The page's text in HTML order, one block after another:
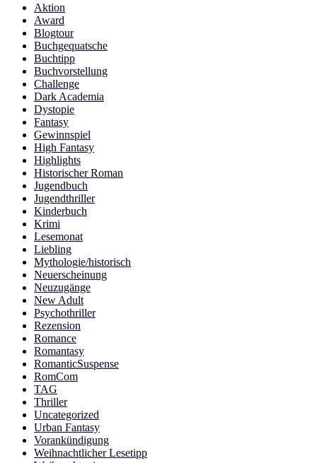
Aktion
Award
Blogtour
Buchgequatsche
Buchtipp
Buchvorstellung
Challenge
Dark Academia
Dystopie
Fantasy
Gewinnspiel
High Fantasy
Highlights
Historischer Roman
Jugendbuch
Jugendthriller
Kinderbuch
Krimi
Lesemonat
Liebling
Mythologie/historisch
Neuerscheinung
Neuzugänge
New Adult
Psychothriller
Rezension
Romance
Romantasy
RomanticSuspense
RomCom
TAG
Thriller
Uncategorized
Urban Fantasy
Vorankündigung
Weihnachtlicher Lesetipp